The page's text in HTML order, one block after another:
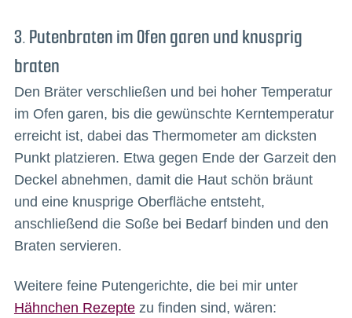
3. Putenbraten im Ofen garen und knusprig
braten
Den Bräter verschließen und bei hoher Temperatur
im Ofen garen, bis die gewünschte Kerntemperatur
erreicht ist, dabei das Thermometer am dicksten
Punkt platzieren. Etwa gegen Ende der Garzeit den
Deckel abnehmen, damit die Haut schön bräunt
und eine knusprige Oberfläche entsteht,
anschließend die Soße bei Bedarf binden und den
Braten servieren.
Weitere feine Putengerichte, die bei mir unter
Hähnchen Rezeptezu finden sind, wären: